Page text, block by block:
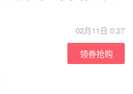
02月11日 0:27
领券抢购